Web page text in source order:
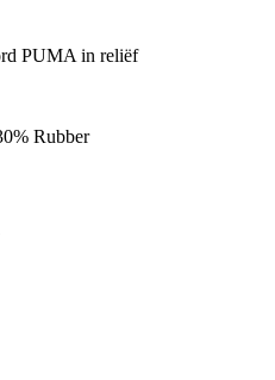
PUMA in reliëf
Rubber